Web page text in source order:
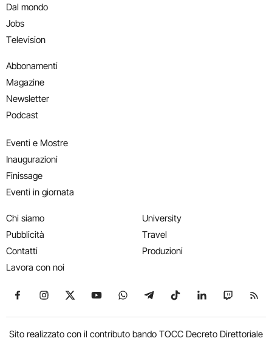
Dal mondo
Jobs
Television
Abbonamenti
Magazine
Newsletter
Podcast
Eventi e Mostre
Inaugurazioni
Finissage
Eventi in giornata
Chi siamo
Pubblicità
Contatti
Lavora con noi
University
Travel
Produzioni
Seguici su Facebook
Seguici su Instagram
Seguici su X
Seguici su YouTube
Seguici su WhatsApp
Seguici su Telegram
Seguici su TikTok
Seguici su
Seguici
Sito realizzato con il contributo bando TOCC Decreto Direttoriale